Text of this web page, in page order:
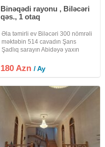
Binəqədi rayonu , Biləcəri
qəs., 1 otaq
Əla təmirli ev Biləcəri 300 nömrəli
məktəbin 514 cavadın Şans
Şadlıq sarayın Abidəyə yaxın
olan ev internet kömbi olan yalnız
ayləyə tələbə qızlara ana başlaya
180 Azn/ Ay